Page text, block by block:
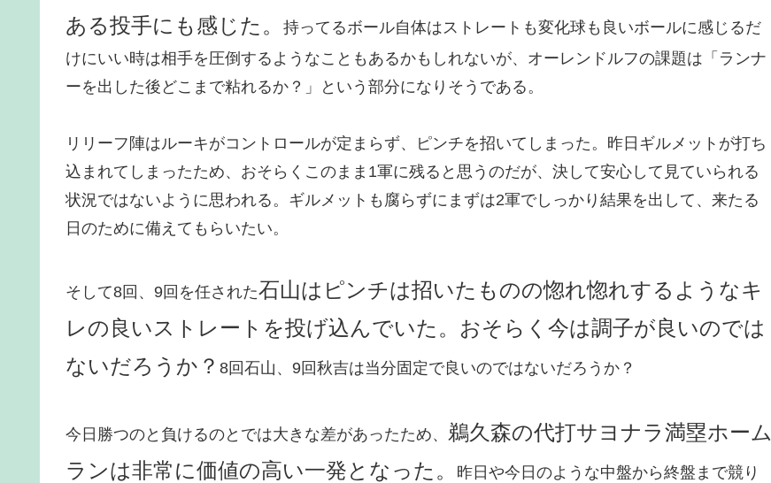
ある投手にも感じた。
持ってるボール自体はストレートも変化球も良いボールに感じるだ
けにいい時は相手を圧倒するようなこともあるかもしれないが、オーレンドルフの課題は「ランナ
ーを出した後どこまで粘れるか？」という部分になりそうである。
リリーフ陣はルーキがコントロールが定まらず、ピンチを招いてしまった。昨日ギルメットが打ち
込まれてしまったため、おそらくこのまま1軍に残ると思うのだが、決して安心して見ていられる
状況ではないように思われる。ギルメットも腐らずにまずは2軍でしっかり結果を出して、来たる
日のために備えてもらいたい。
そして8回、9回を任された石山はピンチは招いたものの惚れ惚れするようなキ
レの良いストレートを投げ込んでいた。おそらく今は調子が良いのでは
ないだろうか？ 8回石山、9回秋吉は当分固定で良いのではないだろうか？
今日勝つのと負けるのとでは大きな差があったため、 鵜久森の代打サヨナラ満塁ホーム
ランは非常に価値の高い一発となった。
昨日や今日のような中盤から終盤まで競り